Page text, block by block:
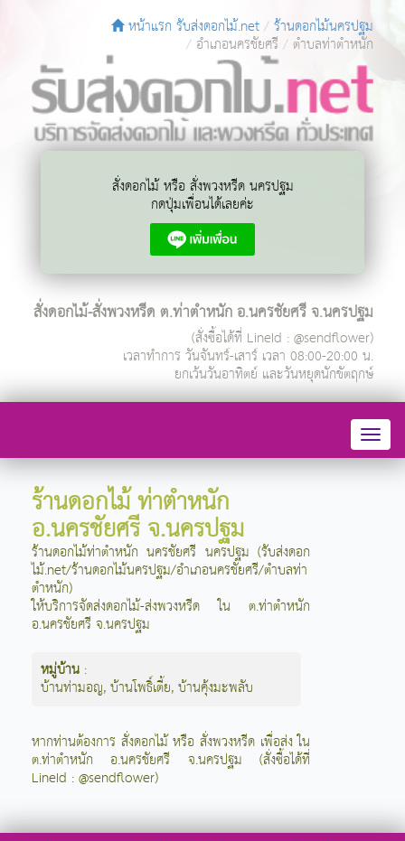
หน้าแรก รับส่งดอกไม้.net ร้านดอกไม้นครปฐม
อำเภอนครชัยศรี ตำบลท่าตำหนัก
สั่งดอกไม้ หรือ สั่งพวงหรีด นครปฐม
กดปุ่มเพื่อนได้เลยค่ะ
สั่งดอกไม้-สั่งพวงหรีด ต.ท่าตำหนัก อ.นครชัยศรี จ.นครปฐม
(สั่งซื้อได้ที่ LineId : @sendflower)
เวลาทำการ วันจันทร์-เสาร์ เวลา 08:00-20:00 น.
ยกเว้นวันอาทิตย์ และวันหยุดนักขัตฤกษ์
ร้านดอกไม้ ท่าตำหนัก
อ.นครชัยศรี จ.นครปฐม
ร้านดอกไม้ท่าตำหนัก นครชัยศรี นครปฐม (รับส่งดอก
ไม้.net/ร้านดอกไม้นครปฐม/อำเภอนครชัยศรี/ตำบลท่า
ตำหนัก)
ให้บริการจัดส่งดอกไม้-ส่งพวงหรีด ใน ต.ท่าตำหนัก
อ.นครชัยศรี จ.นครปฐม
หมู่บ้าน :
บ้านท่ามอญ,บ้านโพธิ์เตี้ย,บ้านคุ้งมะพลับ
หากท่านต้องการ สั่งดอกไม้ หรือ สั่งพวงหรีด เพื่อส่ง ใน
ต.ท่าตำหนัก อ.นครชัยศรี จ.นครปฐม (สั่งซื้อได้ที่
LineId : @sendflower)